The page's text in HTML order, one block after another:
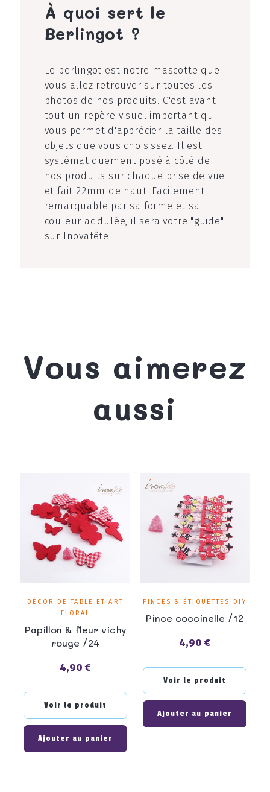
À quoi sert le
Berlingot ?
Le berlingot est notre mascotte que
vous allez retrouver sur toutes les
photos de nos produits. C'est avant
tout un repère visuel important qui
vous permet d'apprécier la taille des
objets que vous choisissez. Il est
systématiquement posé à côté de
nos produits sur chaque prise de vue
et fait 22mm de haut. Facilement
remarquable par sa forme et sa
couleur acidulée, il sera votre "guide"
sur Inovafête.
Vous aimerez
aussi
DÉCOR DE TABLE ET ART
FLORAL
Papillon & fleur vichy
rouge /24
Prix
4,90 €
Voir le produit
Ajouter au panier
PINCES & ÉTIQUETTES DIY
Pince coccinelle /12
Prix
4,90 €
Voir le produit
Ajouter au panier